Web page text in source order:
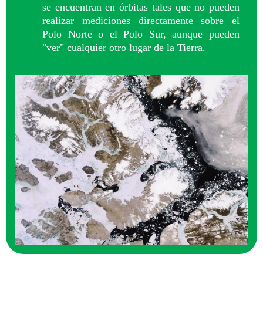
se encuentran en órbitas tales que no pueden
realizar mediciones directamente sobre el
Polo Norte o el Polo Sur, aunque pueden
"ver" cualquier otro lugar de la Tierra.